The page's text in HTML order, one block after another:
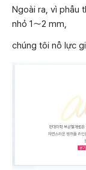
Ngoài ra, vì phẫu
nhỏ 1〜2 mm,
chúng tôi nỗ lực